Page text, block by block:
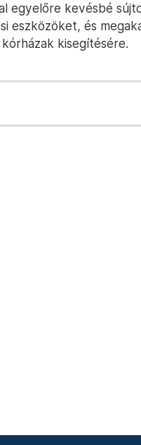
egyelőre kevésbé
eszközöket, és
kisegítésére.